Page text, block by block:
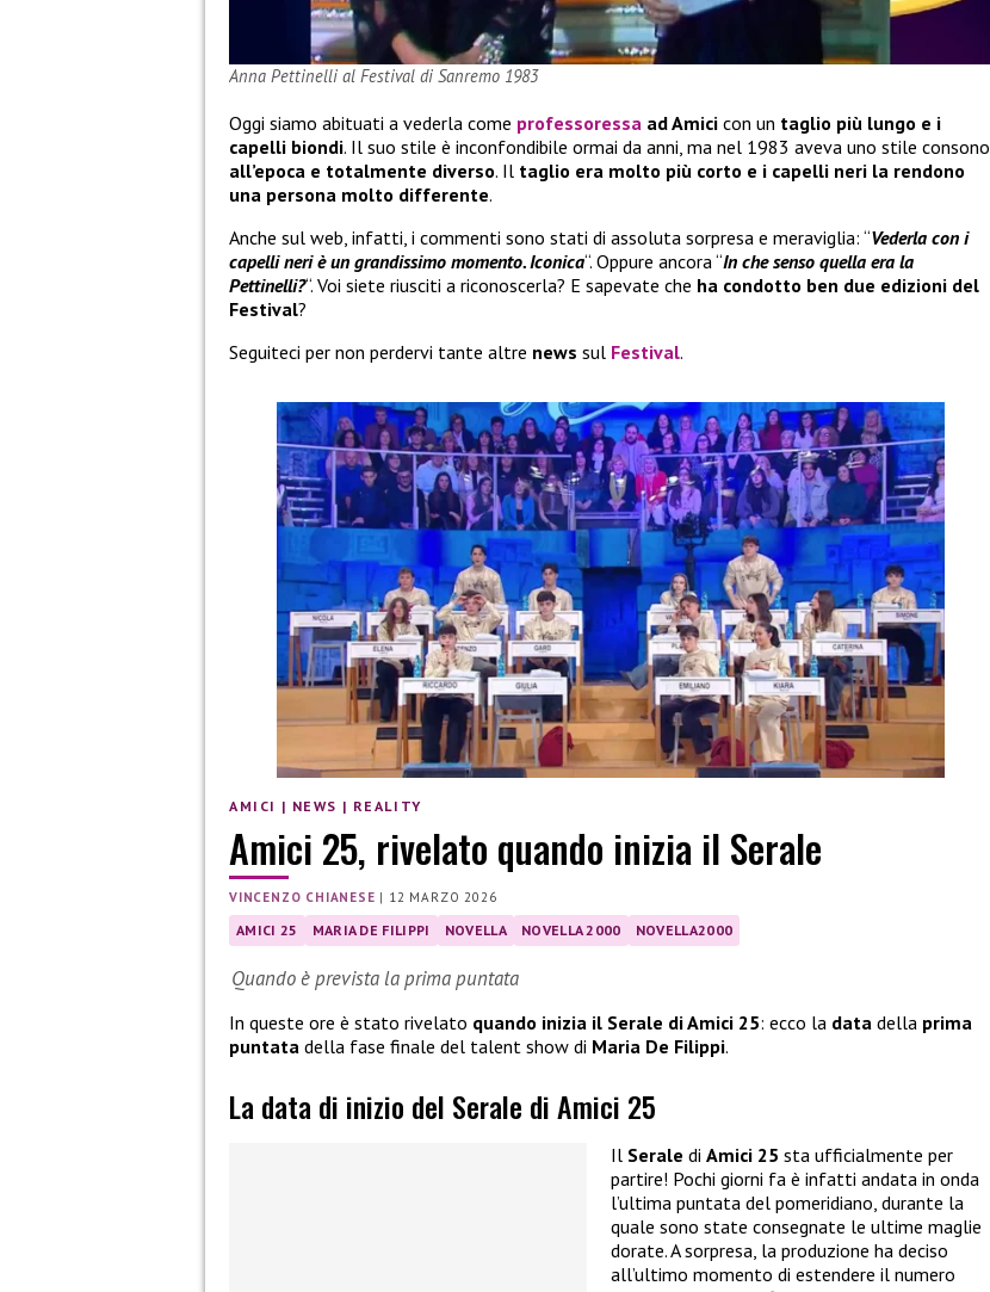
Anna Pettinelli al Festival di Sanremo 1983
Oggi siamo abituati a vederla come professoressa ad Amici con un taglio più lungo e i
capelli biondi. Il suo stile è inconfondibile ormai da anni, ma nel 1983 aveva uno stile consono
all’epoca e totalmente diverso. Il taglio era molto più corto e i capelli neri la rendono
una persona molto differente.
Anche sul web, infatti, i commenti sono stati di assoluta sorpresa e meraviglia: “Vederla con i
capelli neri è un grandissimo momento. Iconica“. Oppure ancora “In che senso quella era la
Pettinelli?“. Voi siete riusciti a riconoscerla? E sapevate che ha condotto ben due edizioni del
Festival?
Seguiteci per non perdervi tante altre news sul Festival.
AMICI | NEWS | REALITY
Amici 25, rivelato quando inizia il Serale
VINCENZO CHIANESE | 12 MARZO 2026
AMICI 25 MARIA DE FILIPPI NOVELLA NOVELLA 2000 NOVELLA2000
Quando è prevista la prima puntata
In queste ore è stato rivelato quando inizia il Serale di Amici 25: ecco la data della prima
puntata della fase finale del talent show di Maria De Filippi.
La data di inizio del Serale di Amici 25
Il Serale di Amici 25 sta ufficialmente per
partire! Pochi giorni fa è infatti andata in onda
l’ultima puntata del pomeridiano, durante la
quale sono state consegnate le ultime maglie
dorate. A sorpresa, la produzione ha deciso
all’ultimo momento di estendere il numero